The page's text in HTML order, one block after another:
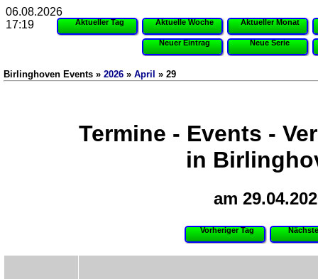
Aktueller Tag Aktuelle Woche Aktueller Monat
Neuer Eintrag Neue Serie
Birlinghoven Events » 2026 » April » 29
Termine - Events -
in
am
Vorheriger Tag
06.08.2026
17:19